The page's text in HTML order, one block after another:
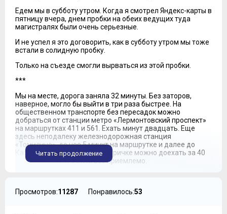
Едем мы в субботу утром. Когда я смотрел Яндекс-карты в
пятницу вчера, днем пробки на обеих ведущих туда
магистралях были очень серьезные.
И не успел я это договорить, как в субботу утром мы тоже
встали в солидную пробку.
Только на съезде смогли вырваться из этой пробки.
***
Мы на месте, дорога заняла 32 минуты. Без заторов,
наверное, могло бы выйти в три раза быстрее. На
общественном транспорте без пересадок можно
добраться от станции метро «Лермонтовский проспект»
на маршрутках 411 и 561. Ехать минут двадцать. Еще
здесь неподалеку железнодорожная станция
«Томилино», до нее 5 минут на маршрутке и далее до
Казанского вокзала на электричке можно доехать за 40
минут. В общем, с этим все приемлемо.
Жилой комплекс «Томилино»займет солидную
Читать продолжение
Просмотров:11287 Понравилось:53